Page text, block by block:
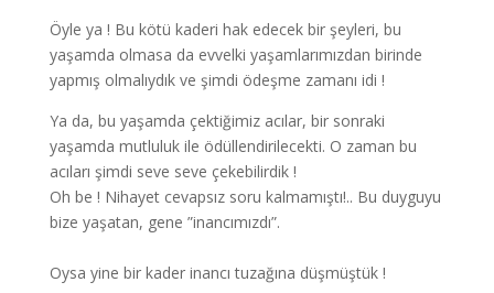
Öyle ya ! Bu kötü kaderi hak edecek bir şeyleri, bu
yaşamda olmasa da evvelki yaşamlarımızdan birinde
yapmış olmalıydık ve şimdi ödeşme zamanı idi !
Ya da, bu yaşamda çektiğimiz acılar, bir sonraki
yaşamda mutluluk ile ödüllendirilecekti. O zaman bu
acıları şimdi seve seve çekebilirdik !
Oh be ! Nihayet cevapsız soru kalmamıştı!.. Bu duyguyu
bize yaşatan, gene ”inancımızdı”.
Oysa yine bir kader inancı tuzağına düşmüştük !